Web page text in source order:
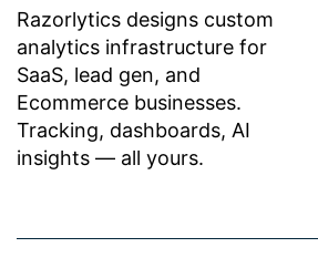
Razorlytics designs custom
analytics infrastructure for
SaaS, lead gen, and
Ecommerce businesses.
Tracking, dashboards, AI
insights — all yours.